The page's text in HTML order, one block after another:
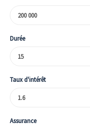
Durée
Taux d'intérêt
Assurance